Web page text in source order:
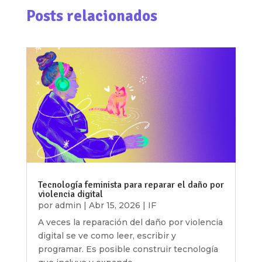
Posts relacionados
Tecnología feminista para reparar el daño por
violencia digital
por admin | Abr 15, 2026 | IF
A veces la reparación del daño por violencia
digital se ve como leer, escribir y
programar. Es posible construir tecnología